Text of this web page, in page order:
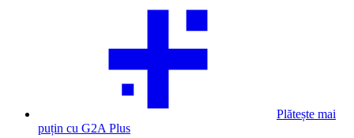
Plătește mai
puțin cu G2A Plus